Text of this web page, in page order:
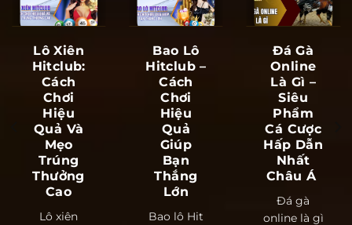
Lô Xiên
Hitclub:
Cách
Chơi
Hiệu
Quả Và
Mẹo
Trúng
Thưởng
Cao
Lô xiên
Bao Lô
Hitclub –
Cách
Chơi
Hiệu
Quả
Giúp
Bạn
Thắng
Lớn
Bao lô Hit
Đá Gà
Online
Là Gì –
Siêu
Phẩm
Cá Cược
Hấp Dẫn
Nhất
Châu Á
Đá gà
online là gì